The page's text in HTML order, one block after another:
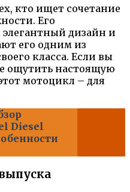
кто ищет сочетание
Его
дизайн и
его одним из
класса. Если вы
ощутить настоящую
мотоцикл – для
Diesel